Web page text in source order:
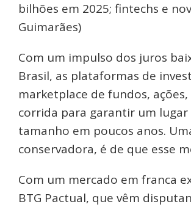
bilhões em 2025; fintechs e
Guimarães)
Com um impulso dos juros
Brasil, as plataformas de
marketplace de fundos,
corrida para garantir um
tamanho em poucos anos.
conservadora, é de que esse
Com um mercado em franca
BTG Pactual, que vêm